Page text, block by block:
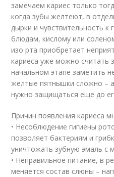
замечаем кариес только
когда зубы желтеют, в
дырки и чувствительность
блюдам, кислому или
изо рта приобретает
кариеса уже можно считать
начальном этапе заметить
желтые пятнышки сложно –
нужно защищаться еще до
Причин появления кариеса
• Несоблюдение гигиены
позволяет бактериям и
уничтожать зубную эмаль с
• Неправильное питание, в
меняется состав слюны –